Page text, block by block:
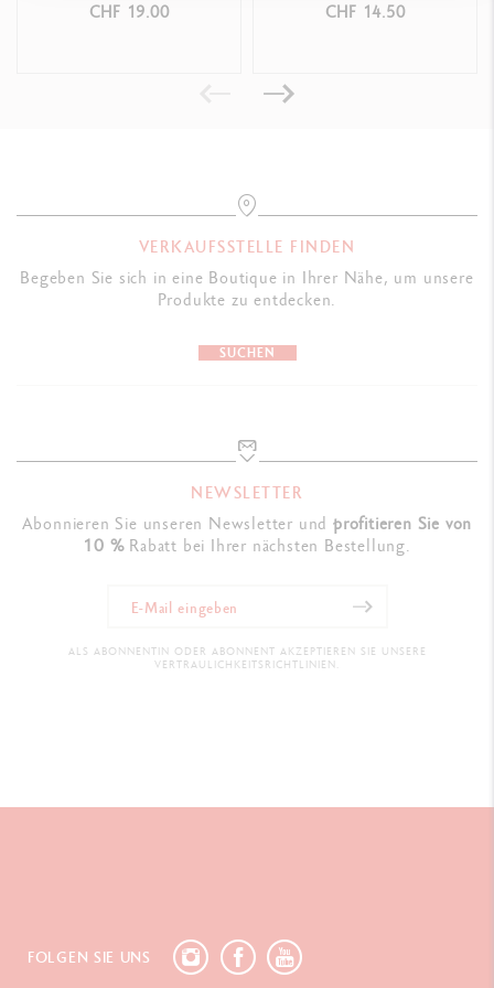
FSC™, säurefrei
PRODUKTREFERENZ
CHF 19.00 CHF 14.50
VERKAUFSSTELLE FINDEN
Begeben Sie sich in eine Boutique in Ihrer Nähe, um unsere
Produkte zu entdecken.
SUCHEN
NEWSLETTER
Abonnieren Sie unseren Newsletter undprofitieren Sie von
10 %Rabatt bei Ihrer nächsten Bestellung.
ALS ABONNENTIN ODER ABONNENT AKZEPTIEREN SIE UNSERE
VERTRAULICHKEITSRICHTLINIEN.
FOLGEN SIE UNS